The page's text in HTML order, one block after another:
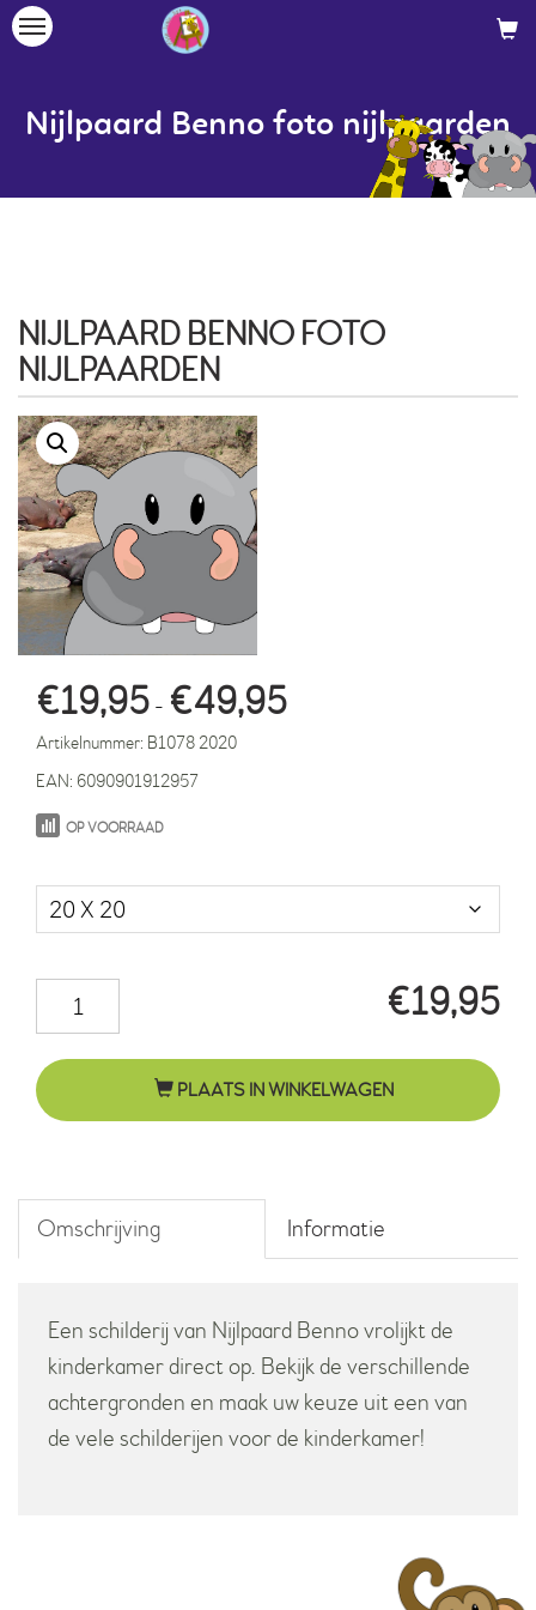
Toggle
Nijlpaard Benno foto nijlpaarden
NIJLPAARD BENNO FOTO
NIJLPAARDEN
€19,95 - €49,95
Artikelnummer: B1078 2020
EAN: 6090901912957
OP VOORRAAD
€19,95
Benno
foto
nijlpaardenPLAATS IN WINKELWAGEN
Omschrijving Informatie
Een schilderij van Nijlpaard Benno vrolijkt de
kinderkamer direct op. Bekijk de verschillende
achtergronden en maak uw keuze uit een van
de vele schilderijen voor de kinderkamer!